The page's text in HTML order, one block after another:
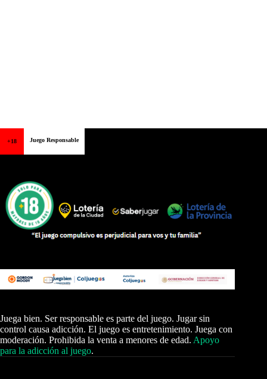
+18 Juego Responsable
Juega bien. Ser responsable es parte del juego. Jugar sin
control causa adicción. El juego es entretenimiento. Juega con
moderación. Prohibida la venta a menores de edad. Apoyo
para la adicción al juego.